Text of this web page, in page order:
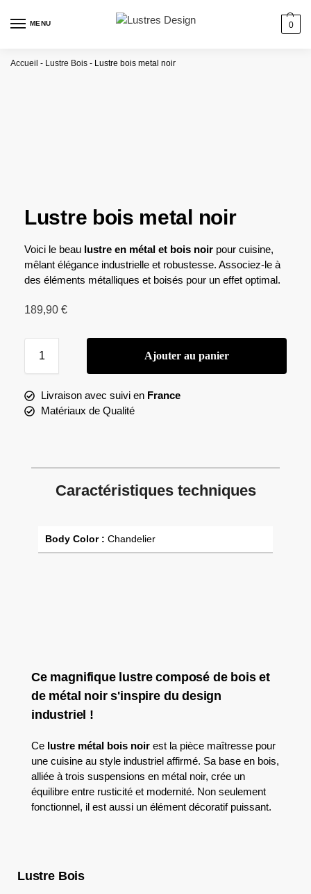
MENU 0
Accueil - Lustre Bois - Lustre bois metal noir
Lustre bois metal noir
Voici le beau lustre en métal et bois noir pour cuisine,
mêlant élégance industrielle et robustesse. Associez-le à
des éléments métalliques et boisés pour un effet optimal.
189,90 €
Ajouter au panier
Livraison avec suivi en France
Matériaux de Qualité
Caractéristiques techniques
Body Color : Chandelier
Ce magnifique lustre composé de bois et
de métal noir s'inspire du design
industriel !
Ce lustre métal bois noir est la pièce maîtresse pour
une cuisine au style industriel affirmé. Sa base en bois,
alliée à trois suspensions en métal noir, crée un
équilibre entre rusticité et modernité. Non seulement
fonctionnel, il est aussi un élément décoratif puissant.
Lustre Bois